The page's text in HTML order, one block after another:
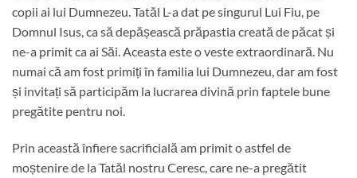
copii ai lui Dumnezeu. Tatăl L-a dat pe singurul Lui Fiu, pe
Domnul Isus, ca să depășească prăpastia creată de păcat și
ne-a primit ca ai Săi. Aceasta este o veste extraordinară. Nu
numai că am fost primiți în familia lui Dumnezeu, dar am fost
și invitați să participăm la lucrarea divină prin faptele bune
pregătite pentru noi.
Prin această înfiere sacrificială am primit o astfel de
moștenire de la Tatăl nostru Ceresc, care ne-a pregătit